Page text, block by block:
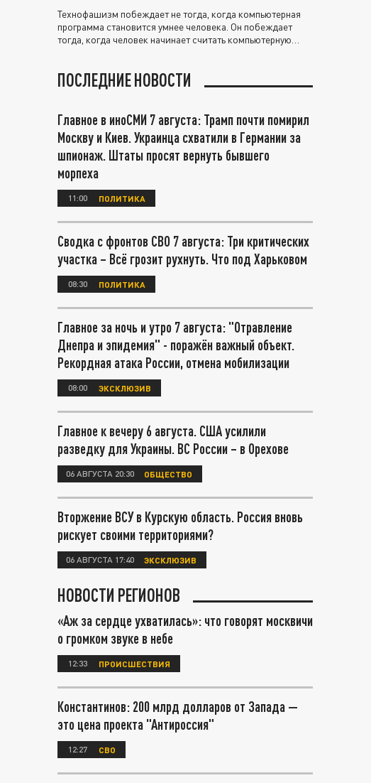
Технофашизм побеждает не тогда, когда компьютерная
программа становится умнее человека. Он побеждает
тогда, когда человек начинает считать компьютерную
ПОСЛЕДНИЕ НОВОСТИ
Главное в иноСМИ 7 августа: Трамп почти помирил
Москву и Киев. Украинца схватили в Германии за
шпионаж. Штаты просят вернуть бывшего
морпеха
11:00 ПОЛИТИКА
Сводка с фронтов СВО 7 августа: Три критических
участка – Всё грозит рухнуть. Что под Харьковом
08:30 ПОЛИТИКА
Главное за ночь и утро 7 августа: "Отравление
Днепра и эпидемия" - поражён важный объект.
Рекордная атака России, отмена мобилизации
08:00 ЭКСКЛЮЗИВ
Главное к вечеру 6 августа. США усилили
разведку для Украины. ВС России – в Орехове
06 АВГУСТА 20:30 ОБЩЕСТВО
Вторжение ВСУ в Курскую область. Россия вновь
рискует своими территориями?
06 АВГУСТА 17:40 ЭКСКЛЮЗИВ
НОВОСТИ РЕГИОНОВ
«Аж за сердце ухватилась»: что говорят москвичи
о громком звуке в небе
12:33 ПРОИСШЕСТВИЯ
Константинов: 200 млрд долларов от Запада —
это цена проекта "Антироссия"
12:27 СВО